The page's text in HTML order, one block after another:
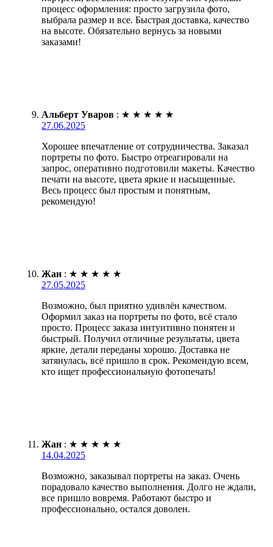
процесс оформления: просто загрузила фото,
выбрала размер и все. Быстрая доставка, качество
на высоте. Обязательно вернусь за новыми
заказами!
Альберт Уваров : ★ ★ ★ ★ ★
27.06.2025
Хорошее впечатление от сотрудничества. Заказал
портреты по фото. Быстро отреагировали на
запрос, оперативно подготовили макеты. Качество
печати на высоте, цвета яркие и насыщенные.
Весь процесс был простым и понятным,
рекомендую!
Жан : ★ ★ ★ ★ ★
27.05.2025
Возможно, был приятно удивлён качеством.
Оформил заказ на портреты по фото, всё стало
просто. Процесс заказа интуитивно понятен и
быстрый. Получил отличные результаты, цвета
яркие, детали переданы хорошо. Доставка не
затянулась, всё пришло в срок. Рекомендую всем,
кто ищет профессиональную фотопечать!
Жан : ★ ★ ★ ★ ★
14.04.2025
Возможно, заказывал портреты на заказ. Очень
порадовало качество выполнения. Долго не ждали,
все пришло вовремя. Работают быстро и
профессионально, остался доволен.